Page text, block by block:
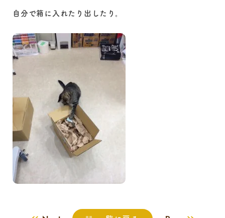
自分で箱に入れたり出したり。